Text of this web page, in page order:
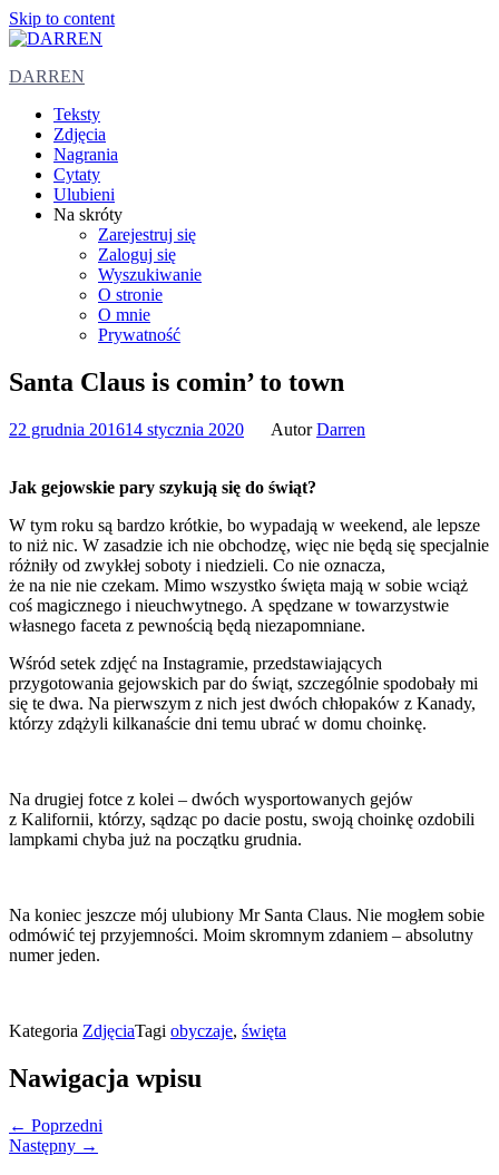
Skip to content
DARREN
Teksty
Zdjęcia
Nagrania
Cytaty
Ulubieni
Na skróty
Zarejestruj się
Zaloguj się
Wyszukiwanie
O stronie
O mnie
Prywatność
Santa Claus is comin’ to town
22 grudnia 201614 stycznia 2020 AutorDarren
Jak gejowskie pary szykują się do świąt?
W tym roku są bardzo krótkie, bo wypadają w weekend, ale lepsze
to niż nic. W zasadzie ich nie obchodzę, więc nie będą się specjalnie
różniły od zwykłej soboty i niedzieli. Co nie oznacza,
że na nie nie czekam. Mimo wszystko święta mają w sobie wciąż
coś magicznego i nieuchwytnego. A spędzane w towarzystwie
własnego faceta z pewnością będą niezapomniane.
Wśród setek zdjęć na Instagramie, przedstawiających
przygotowania gejowskich par do świąt, szczególnie spodobały mi
się te dwa. Na pierwszym z nich jest dwóch chłopaków z Kanady,
którzy zdążyli kilkanaście dni temu ubrać w domu choinkę.
Na drugiej fotce z kolei – dwóch wysportowanych gejów
z Kalifornii, którzy, sądząc po dacie postu, swoją choinkę ozdobili
lampkami chyba już na początku grudnia.
Na koniec jeszcze mój ulubiony Mr Santa Claus. Nie mogłem sobie
odmówić tej przyjemności. Moim skromnym zdaniem – absolutny
numer jeden.
Kategoria ZdjęciaTagi obyczaje, święta
Nawigacja wpisu
← Poprzedni
Następny →